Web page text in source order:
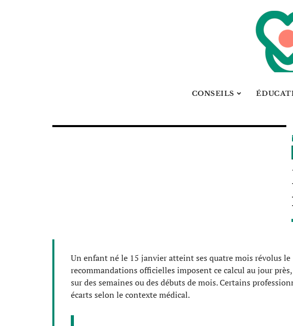
CONSEILS
Un enfant né le 15 janvier atteint ses quatre mois révolus le
recommandations officielles imposent ce calcul au jour
sur des semaines ou des débuts de mois. Certains
écarts selon le contexte médical.